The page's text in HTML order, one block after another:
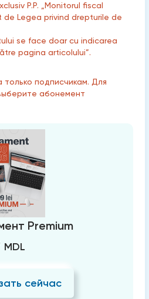
P.P. „Monitorul fiscal
de Legea privind drepturile de
se face doar cu indicarea
pagina articolului”.
только подписчикам. Для
абонемент
Premium
MDL
сейчас